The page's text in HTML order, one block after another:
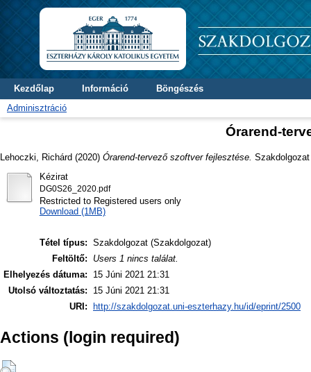
Kezdőlap Információ
Böngészés
Adminisztráció
Órarend-
Lehoczki, Richárd (2020) Órarend-tervező szoftver fejlesztése.
Kézirat
DG0S26_2020.pdf
Restricted to Registered users only
Download (1MB)
Tétel típus: Szakdolgozat (Szakdolgozat)
Feltöltő:
Users 1 nincs találat.
Elhelyezés dátuma:
15 Júni 2021 21:31
Utolsó változtatás:
15 Júni 2021 21:31
URI:
http://szakdolgozat.uni-eszterhazy.hu/id/eprint/2500
Actions (login required)